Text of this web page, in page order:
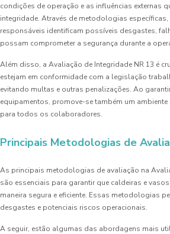
condições de operação e as influências externas
integridade. Através de metodologias
responsáveis identificam possíveis desgastes,
possam comprometer a segurança durante a
Além disso, a Avaliação de Integridade NR 13 é
estejam em conformidade com a legislação
evitando multas e outras penalizações. Ao
equipamentos, promove-se também um
para todos os colaboradores.
Principais Metodologias de
As principais metodologias de avaliação na
são essenciais para garantir que caldeiras e
maneira segura e eficiente. Essas metodologias
desgastes e potenciais riscos operacionais.
A seguir, estão algumas das abordagens mais